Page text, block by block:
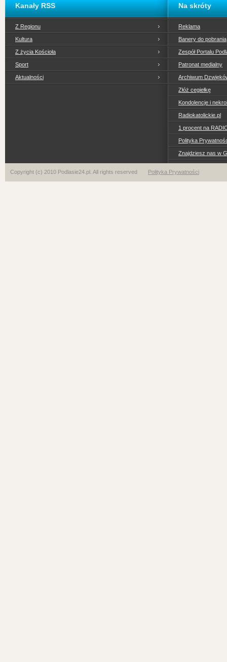
Kanały RSS
Z Regionu
Kultura
Z życia Kościoła
Sport
Aktualności
Na skróty
Reklama
Banery do pobrania
Zespół Portalu
Patronat medialny
Archiwum
Złóż cegiełkę
Kondolencje i
Radiokatolickie.pl
1 procent na
Polityka
Znajdziesz nas w
Copyright (c) 2010 Podlasie24.pl. All rights reserved Polityka Prywatności